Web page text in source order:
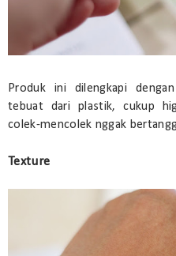
Produk ini dilengkapi
tebuat dari plastik, cukup
colek-mencolek nggak
Texture